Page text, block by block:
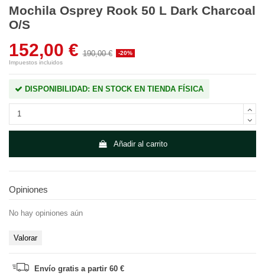
Mochila Osprey Rook 50 L Dark Charcoal
O/S
152,00 € 190,00 €
-20%
Impuestos incluidos
DISPONIBILIDAD: EN STOCK EN TIENDA FÍSICA
Añadir al carrito
Opiniones
No hay opiniones aún
Valorar
Envío gratis a partir 60 €